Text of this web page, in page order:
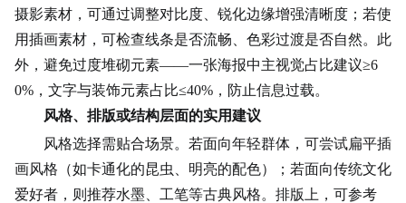
摄影素材，可通过调整对比度、锐化边缘增强清晰度；若使
用插画素材，可检查线条是否流畅、色彩过渡是否自然。此
外，避免过度堆砌元素——一张海报中主视觉占比建议≥6
0%，文字与装饰元素占比≤40%，防止信息过载。
风格、排版或结构层面的实用建议
风格选择需贴合场景。若面向年轻群体，可尝试扁平插
画风格（如卡通化的昆虫、明亮的配色）；若面向传统文化
爱好者，则推荐水墨、工笔等古典风格。排版上，可参考